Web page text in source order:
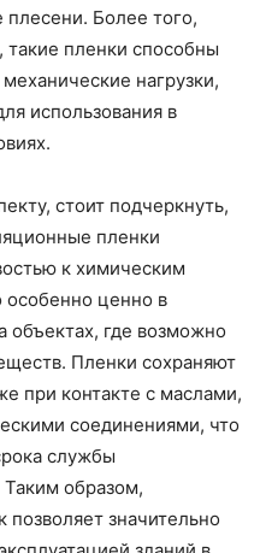
Более того,
такие пленки способны
нагрузки,
использования в
стоит подчеркнуть,
пленки
к химическим
особенно ценно в
где возможно
Пленки сохраняют
при контакте с маслами,
соединениями, что
службы
образом,
позволяет значительно